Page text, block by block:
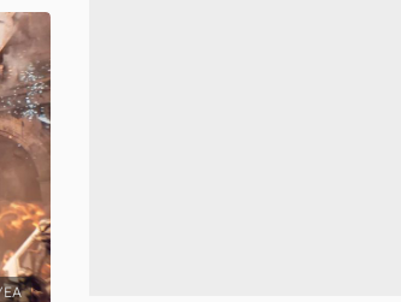
Política de Privacidade do Canaltech.